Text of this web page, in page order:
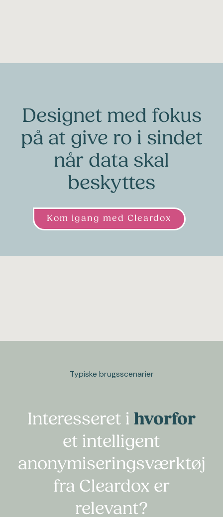
Designet med fokus
på at give ro i sindet
når data skal
beskyttes
Kom igang med Cleardox
Typiske brugsscenarier
Interesseret i hvorfor
et intelligent
anonymiseringsværktøj
fra Cleardox er
relevant?